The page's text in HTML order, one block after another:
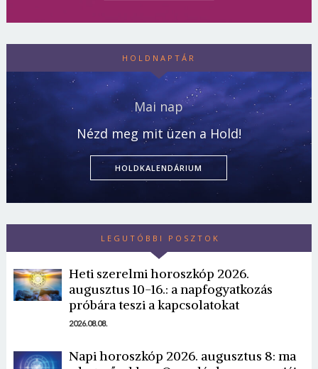
HOLDNAPTÁR
Mai nap
Nézd meg mit üzen a Hold!
HOLDKALENDÁRIUM
LEGUTÓBBI POSZTOK
Heti szerelmi horoszkóp 2026.
augusztus 10-16.: a napfogyatkozás
próbára teszi a kapcsolatokat
2026.08.08.
Napi horoszkóp 2026. augusztus 8: ma